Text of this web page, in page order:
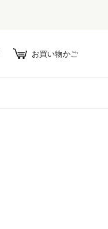
お買い物かご